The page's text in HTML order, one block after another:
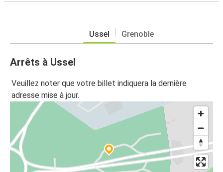
Ussel Grenoble
Arrêts à Ussel
Veuillez noter que votre billet indiquera la dernière
adresse mise à jour.